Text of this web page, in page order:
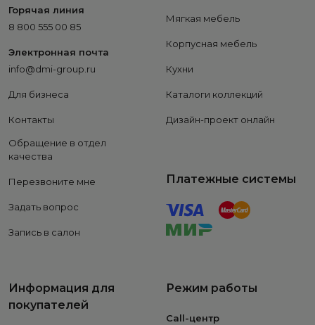
Горячая линия
8 800 555 00 85
Электронная почта
info@dmi-group.ru
Для бизнеса
Контакты
Обращение в отдел
качества
Перезвоните мне
Задать вопрос
Запись в салон
Мягкая мебель
Корпусная мебель
Кухни
Каталоги коллекций
Дизайн-проект онлайн
Платежные системы
Информация для
покупателей
Режим работы
Call-центр